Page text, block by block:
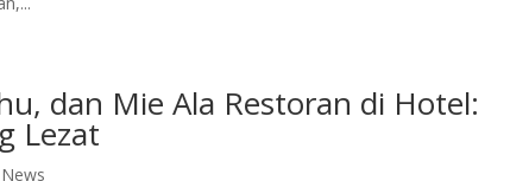
dan Mie Ala Restoran di Hotel:
Lezat
News